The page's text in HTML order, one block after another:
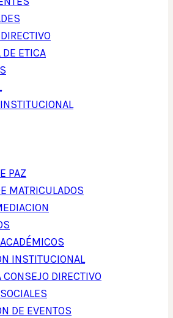
ETICA
PAZ
MATRICULADOS
INSTITUCIONAL
CONSEJO DIRECTIVO
DE EVENTOS